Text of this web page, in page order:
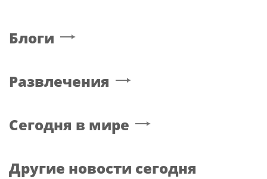
Блоги
Развлечения
Сегодня в мире
Другие новости сегодня